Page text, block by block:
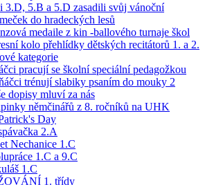
3.D, 5.B a 5.D zasadili svůj vánoční
do hradeckých lesů
medaile z kin -ballového turnaje škol
kolo přehlídky dětských recitátorů 1. a 2.
kategorie
pracují se školní speciální pedagožkou
trénují slabiky psaním do mouky 2
dopisy mluví za nás
němčinářů z 8. ročníků na UHK
Day
2.A
Nechanice 1.C
1.C a 9.C
1.C
1. třídy